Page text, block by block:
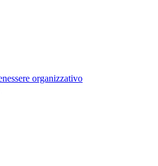
organizzativo